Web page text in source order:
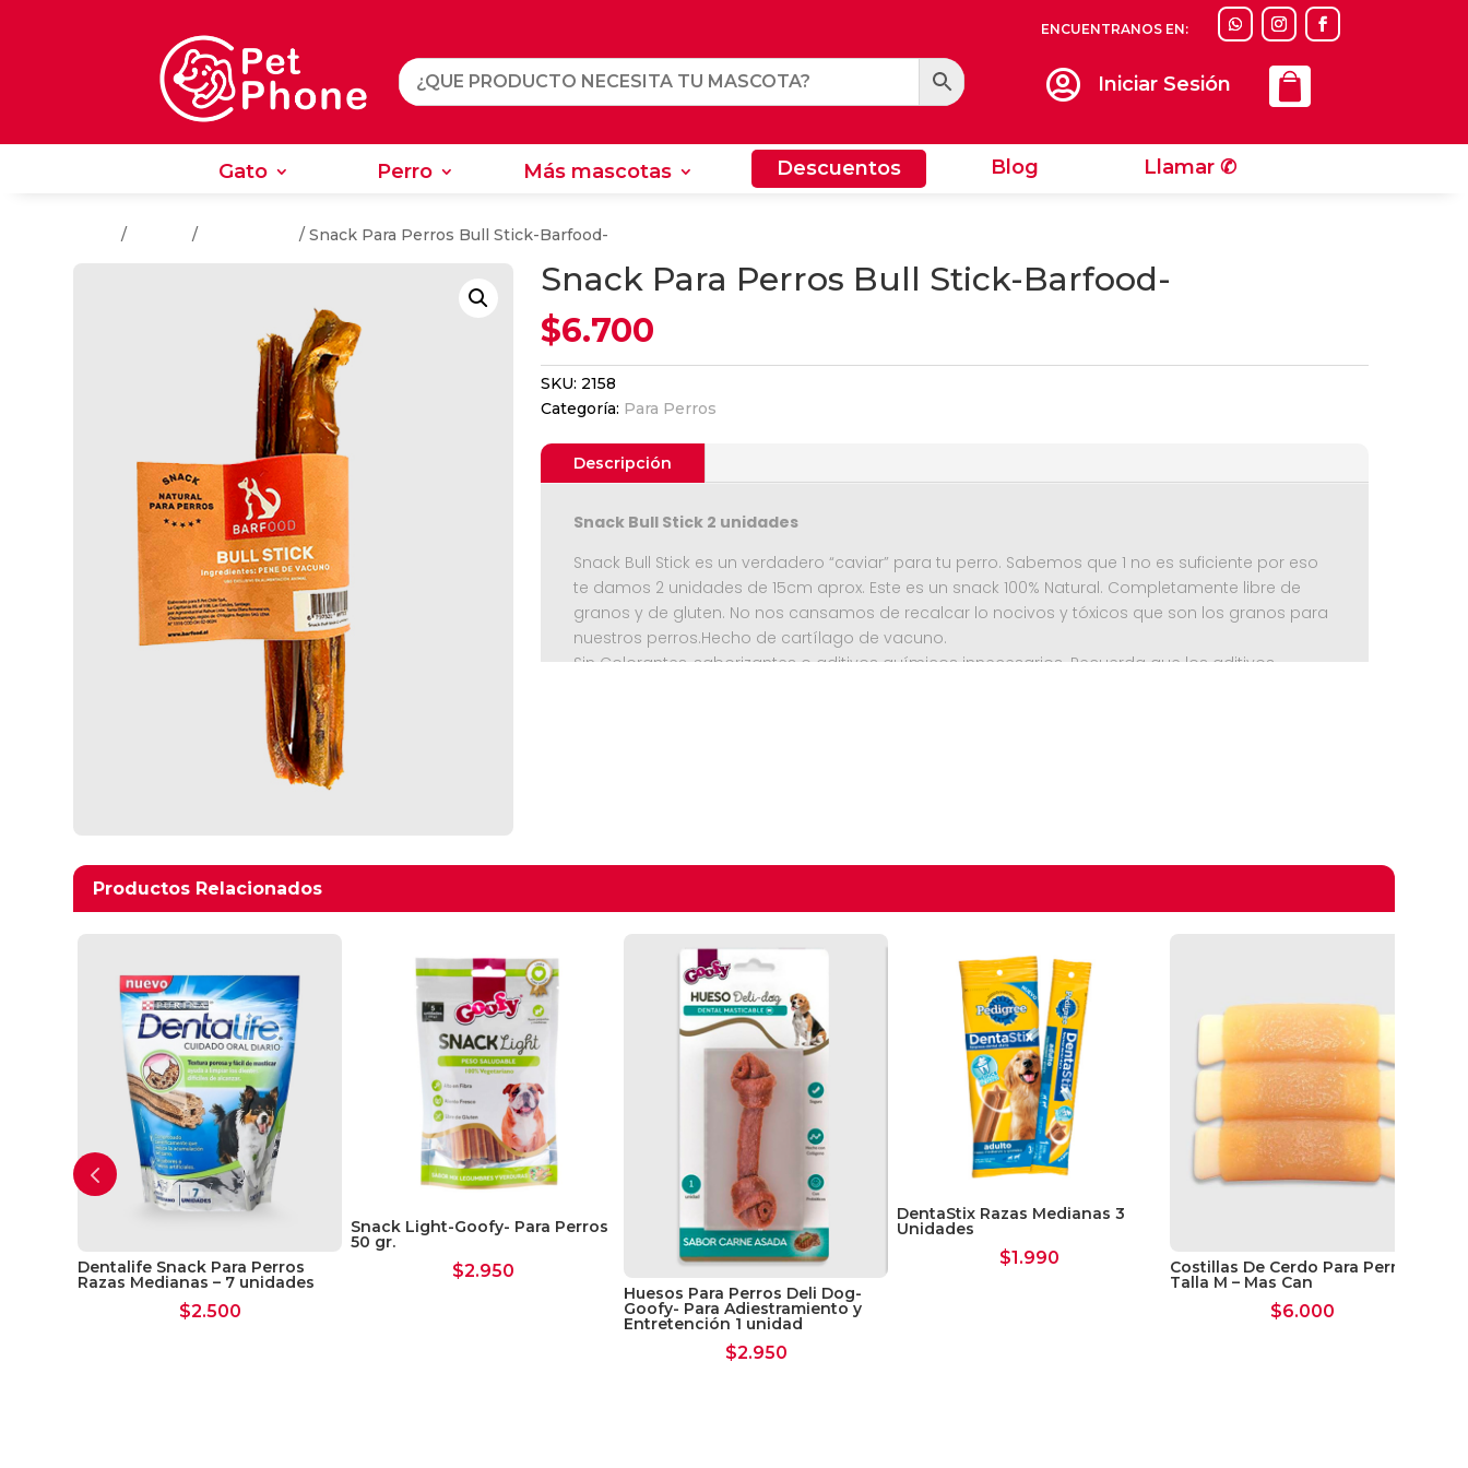
ENCUENTRANOS EN:
 Iniciar Sesión
Gato Perro Más mascotas Descuentos Blog Llamar ✆
Llamar ✆
/ / / Snack Para Perros Bull Stick-Barfood-
Snack Para Perros Bull Stick-Barfood-
$6.700
SKU: 2158
Categoría: Para Perros
Descripción
Snack Bull Stick 2 unidades
Snack Bull Stick es un verdadero “caviar” para tu perro. Sabemos que 1 no es suficiente por eso
te damos 2 unidades de 15cm aprox. Este es un snack 100% Natural. Completamente libre de
granos y de gluten. No nos cansamos de recalcar lo nocivos y tóxicos que son los granos para
nuestros perros.Hecho de cartílago de vacuno.
Sin Colorantes, saborizantes o aditivos químicos innecesarios. Recuerda que los aditivos
*Sin Colorantes, preservantes o saborizantes
*Certificación Sanitaria SAG
También puedes ver el Fémur de Cerdo, Orejas de Cerdo, Tráquea de Vacuno.
Productos Relacionados
Productos relacionados
Dentalife Snack Para Perros
Razas Medianas – 7 unidades
$2.500
Snack Light-Goofy- Para Perros
50 gr.
$2.950
Huesos Para Perros Deli Dog-
Goofy- Para Adiestramiento y
Entretención 1 unidad
$2.950
DentaStix Razas Medianas 3
Unidades
$1.990 Costillas De Cerdo Para Perro
Talla M – Mas Can
$6.000